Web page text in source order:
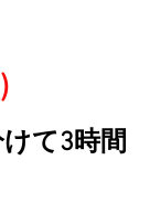
て3時間